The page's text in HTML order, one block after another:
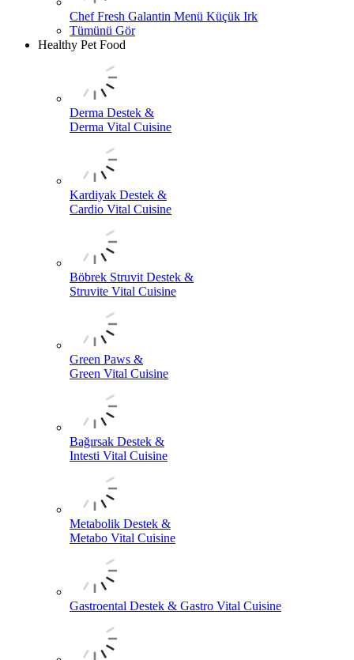
Chef Fresh Galantin Menü Küçük Irk
Tümünü Gör
Healthy Pet Food
Derma Destek &
Derma Vital Cuisine
Kardiyak Destek &
Cardio Vital Cuisine
Böbrek Struvit Destek &
Struvite Vital Cuisine
Green Paws &
Green Vital Cuisine
Bağırsak Destek &
Intesti Vital Cuisine
Metabolik Destek &
Metabo Vital Cuisine
Gastroental Destek & Gastro Vital Cuisine